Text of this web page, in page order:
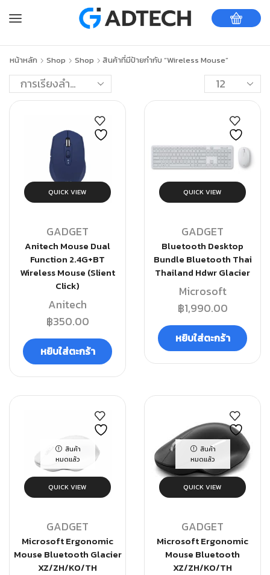
หน้าหลัก Shop Shop สินค้าที่มีป้ายกำกับ “Wireless Mouse”
QUICK VIEW
GADGET
Anitech Mouse Dual
Function 2.4G+BT
Wireless Mouse (Slient
Click)
Anitech
฿350.00
หยิบใส่ตะกร้า
QUICK VIEW
GADGET
Bluetooth Desktop
Bundle Bluetooth Thai
Thailand Hdwr Glacier
Microsoft
฿1,990.00
หยิบใส่ตะกร้า
สินค้า
หมดแล้ว
QUICK VIEW
GADGET
Microsoft Ergonomic
Mouse Bluetooth Glacier
XZ/ZH/KO/TH
สินค้า
หมดแล้ว
QUICK VIEW
GADGET
Microsoft Ergonomic
Mouse Bluetooth
XZ/ZH/KO/TH